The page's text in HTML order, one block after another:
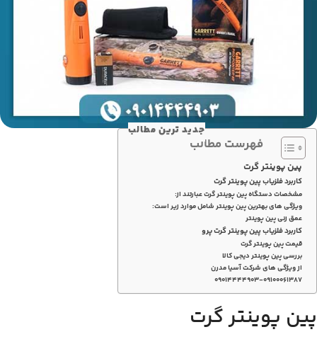
جدید ترین مطالب
فهرست مطالب
پین پوینتر گرت
کاربرد فلزیاب پین پوینتر گرت
مشخصات دستگاه پین پوینتر گرت عبارتند از:
ویژگی های بهترین پین پوینتر شامل موارد زیر است:
عمق زنی پین پوینتر
کاربرد فلزیاب پین پوینتر گرت پرو
قیمت پین پوینتر گرت
بررسی پین پوینتر دیجی کالا
از ویژگی های شرکت آسیا مدرن
۰۹۰۱۴۴۴۴۹۰۳-۰۹۱۰۰۰۶۱۳۸۷
پین پوینتر گرت